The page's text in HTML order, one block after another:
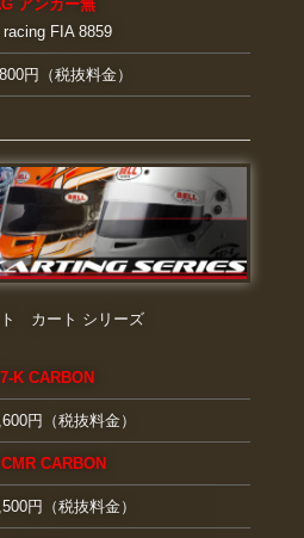
アンカー無
racing FIA 8859
円（税抜料金）
ト カート シリーズ
K CARBON
円（税抜料金）
CARBON
円（税抜料金）